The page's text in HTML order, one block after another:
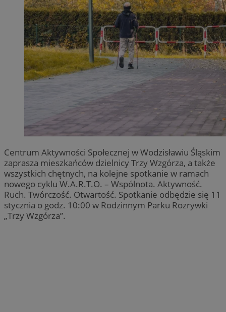
Centrum Aktywności Społecznej w Wodzisławiu Śląskim
zaprasza mieszkańców dzielnicy Trzy Wzgórza, a także
wszystkich chętnych, na kolejne spotkanie w ramach
nowego cyklu W.A.R.T.O. – Wspólnota. Aktywność.
Ruch. Twórczość. Otwartość. Spotkanie odbędzie się 11
stycznia o godz. 10:00 w Rodzinnym Parku Rozrywki
„Trzy Wzgórza”.